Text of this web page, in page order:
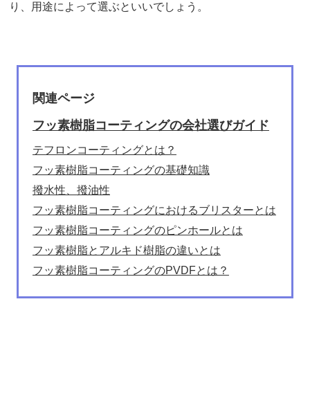
り、用途によって選ぶといいでしょう。
関連ページ
フッ素樹脂コーティングの会社選びガイド
テフロンコーティングとは？
フッ素樹脂コーティングの基礎知識
撥水性、撥油性
フッ素樹脂コーティングにおけるブリスターとは
フッ素樹脂コーティングのピンホールとは
フッ素樹脂とアルキド樹脂の違いとは
フッ素樹脂コーティングのPVDFとは？